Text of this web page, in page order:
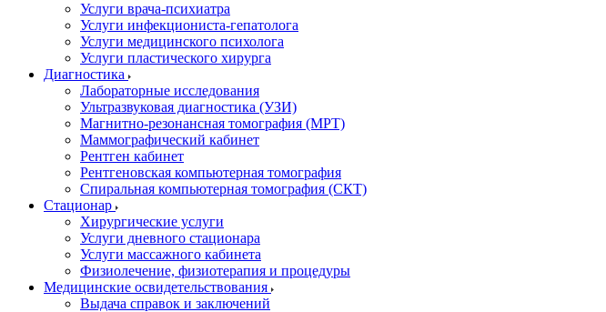
Услуги врача-психиатра
Услуги инфекциониста-гепатолога
Услуги медицинского психолога
Услуги пластического хирурга
Диагностика
Лабораторные исследования
Ультразвуковая диагностика (УЗИ)
Магнитно-резонансная томография (МРТ)
Маммографический кабинет
Рентген кабинет
Рентгеновская компьютерная томография
Спиральная компьютерная томография (СКТ)
Стационар
Хирургические услуги
Услуги дневного стационара
Услуги массажного кабинета
Физиолечение, физиотерапия и процедуры
Медицинские освидетельствования
Выдача справок и заключений